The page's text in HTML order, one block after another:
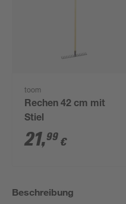
toom
Rechen 42 cm mit
Stiel
21,99 €
Beschreibung